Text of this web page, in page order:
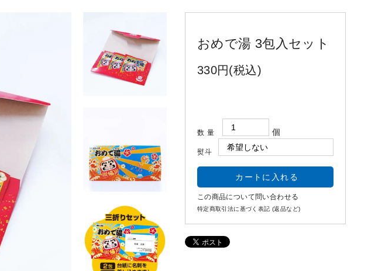
おめで湯 3包入セット
330円(税込)
数量 個
熨斗
この商品について問い合わせる
特定商取引法に基づく表記 (返品など)